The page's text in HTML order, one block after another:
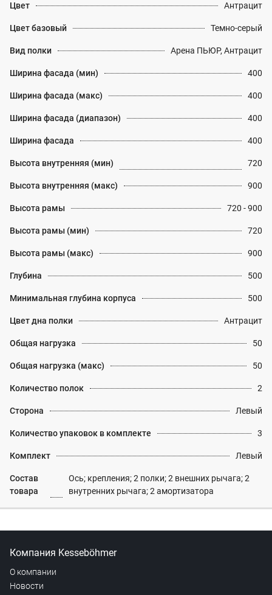
Цвет Антрацит
Цвет базовый Темно-серый
Вид полки Арена ПЬЮР, Антрацит
Ширина фасада (мин) 400
Ширина фасада (макс) 400
Ширина фасада (диапазон) 400
Ширина фасада 400
Высота внутренняя (мин) 720
Высота внутренняя (макс) 900
Высота рамы 720 - 900
Высота рамы (мин) 720
Высота рамы (макс) 900
Глубина 500
Минимальная глубина корпуса 500
Цвет дна полки Антрацит
Общая нагрузка 50
Общая нагрузка (макс) 50
Количество полок 2
Сторона Левый
Количество упаковок в комплекте 3
Комплект Левый
Состав
товара
Ось; крепления; 2 полки; 2 внешних рычага; 2
внутренних рычага; 2 амортизатора
Компания Kesseböhmer
О компании
Новости